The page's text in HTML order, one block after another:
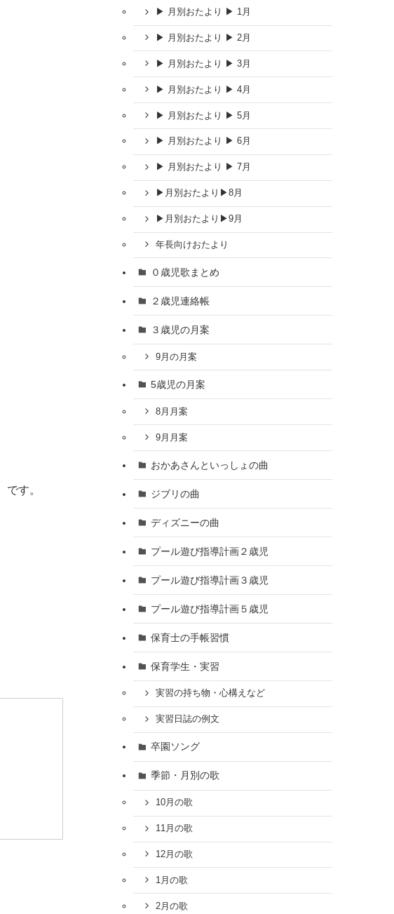
です。
▶ 月別おたより ▶ 1月
▶ 月別おたより ▶ 2月
▶ 月別おたより ▶ 3月
▶ 月別おたより ▶ 4月
▶ 月別おたより ▶ 5月
▶ 月別おたより ▶ 6月
▶ 月別おたより ▶ 7月
▶︎月別おたより▶︎8月
▶︎月別おたより▶︎9月
年長向けおたより
０歳児歌まとめ
２歳児連絡帳
３歳児の月案
9月の月案
5歳児の月案
8月月案
9月月案
おかあさんといっしょの曲
ジブリの曲
ディズニーの曲
プール遊び指導計画２歳児
プール遊び指導計画３歳児
プール遊び指導計画５歳児
保育士の手帳習慣
保育学生・実習
実習の持ち物・心構えなど
実習日誌の例文
卒園ソング
季節・月別の歌
10月の歌
11月の歌
12月の歌
1月の歌
2月の歌